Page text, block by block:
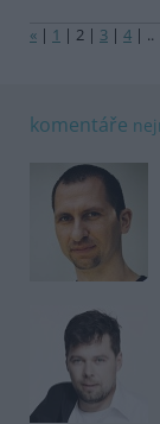
« | 1 | 2 | 3 | 4 | ..
komentáře